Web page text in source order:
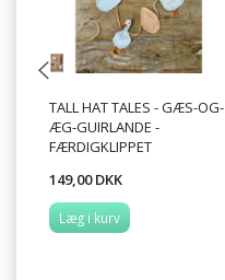
TALL HAT TALES - GÆS-OG-
ÆG-GUIRLANDE -
FÆRDIGKLIPPET
149,00 DKK
Læg i kurv